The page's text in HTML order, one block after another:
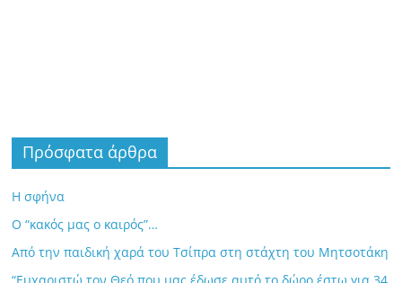
Πρόσφατα άρθρα
Η σφήνα
Ο “κακός μας ο καιρός”…
Από την παιδική χαρά του Τσίπρα στη στάχτη του Μητσοτάκη